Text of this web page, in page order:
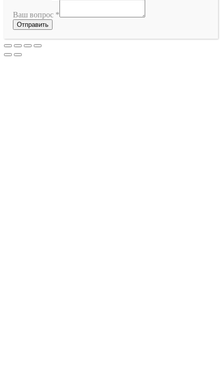
Ваш вопрос *
Отправить